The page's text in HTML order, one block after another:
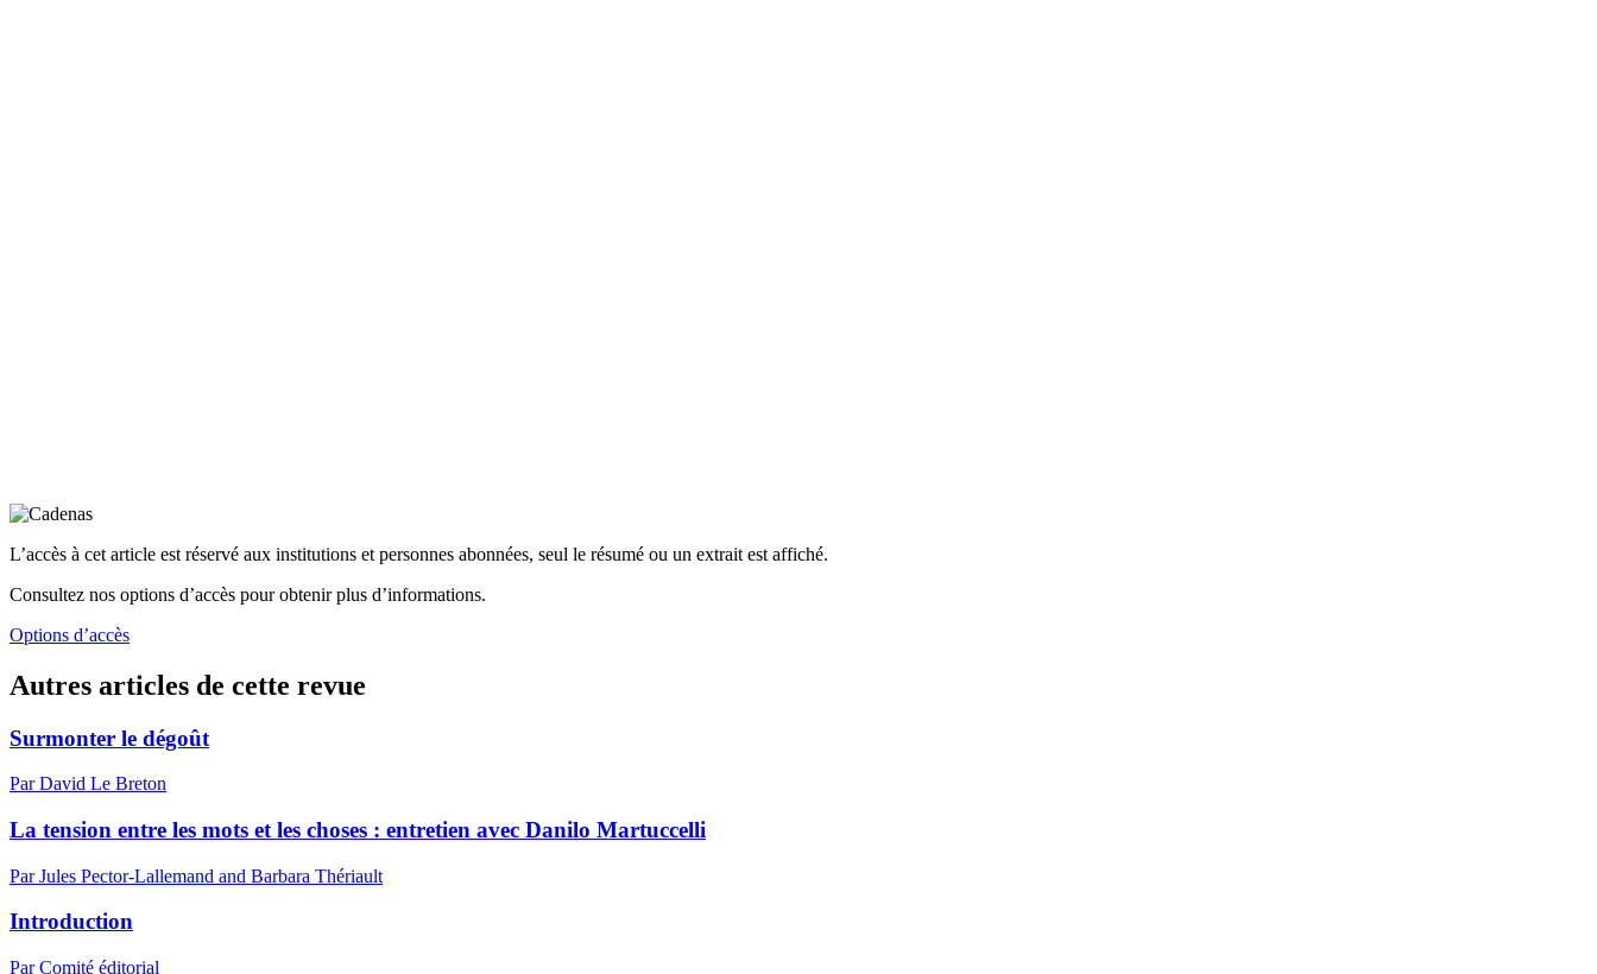
L’accès à cet article est réservé aux institutions et personnes abonnées, seul le résumé ou un extrait est affiché.
Consultez nos options d’accès pour obtenir plus d’informations.
Options d’accès
Autres articles de cette revue
Surmonter le dégoût
Par David Le Breton
La tension entre les mots et les choses : entretien avec Danilo Martuccelli
Par Jules Pector-Lallemand and Barbara Thériault
Introduction
Par Comité éditorial